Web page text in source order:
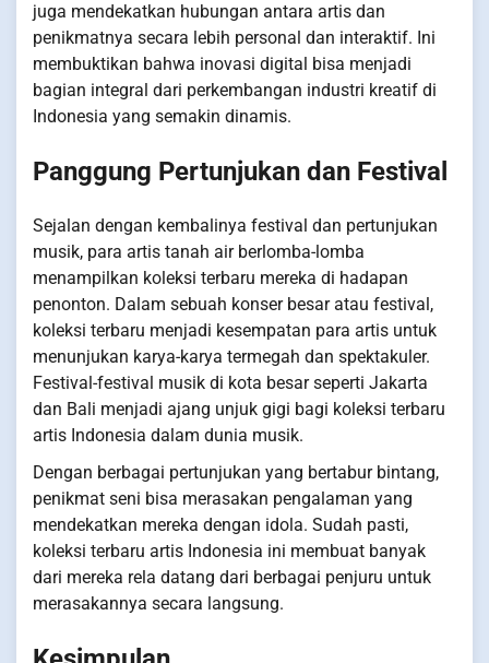
juga mendekatkan hubungan antara artis dan
penikmatnya secara lebih personal dan interaktif. Ini
membuktikan bahwa inovasi digital bisa menjadi
bagian integral dari perkembangan industri kreatif di
Indonesia yang semakin dinamis.
Panggung Pertunjukan dan Festival
Sejalan dengan kembalinya festival dan pertunjukan
musik, para artis tanah air berlomba-lomba
menampilkan koleksi terbaru mereka di hadapan
penonton. Dalam sebuah konser besar atau festival,
koleksi terbaru menjadi kesempatan para artis untuk
menunjukan karya-karya termegah dan spektakuler.
Festival-festival musik di kota besar seperti Jakarta
dan Bali menjadi ajang unjuk gigi bagi koleksi terbaru
artis Indonesia dalam dunia musik.
Dengan berbagai pertunjukan yang bertabur bintang,
penikmat seni bisa merasakan pengalaman yang
mendekatkan mereka dengan idola. Sudah pasti,
koleksi terbaru artis Indonesia ini membuat banyak
dari mereka rela datang dari berbagai penjuru untuk
merasakannya secara langsung.